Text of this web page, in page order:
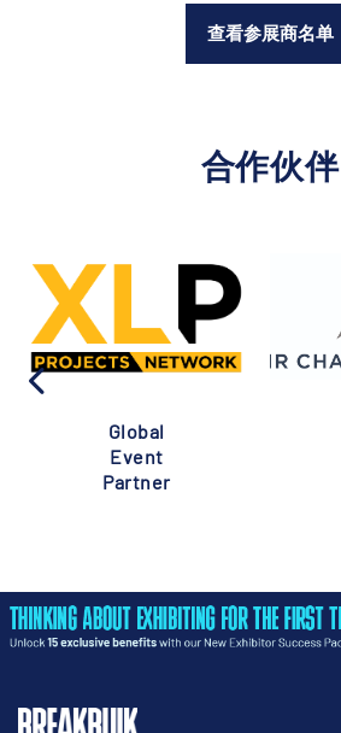
查看参展商名单
合作伙伴
Global
Event
Partner